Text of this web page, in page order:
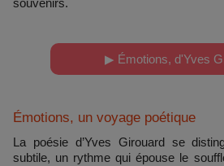
▶ Émotions, d'Yves
Émotions, un voyage poétique
La poésie d’Yves Girouard se distingue par une musicalité
subtile, un rythme qui épouse le